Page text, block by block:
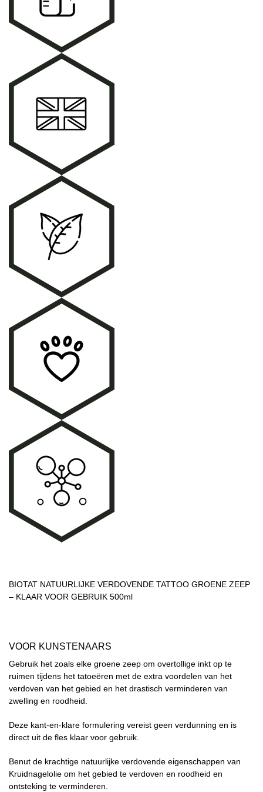
BIOTAT NATUURLIJKE VERDOVENDE TATTOO GROENE ZEEP
– KLAAR VOOR GEBRUIK 500ml
VOOR KUNSTENAARS
Gebruik het zoals elke groene zeep om overtollige inkt op te
ruimen tijdens het tatoeëren met de extra voordelen van het
verdoven van het gebied en het drastisch verminderen van
zwelling en roodheid.
Deze kant-en-klare formulering vereist geen verdunning en is
direct uit de fles klaar voor gebruik.
Benut de krachtige natuurlijke verdovende eigenschappen van
Kruidnagelolie om het gebied te verdoven en roodheid en
ontsteking te verminderen.